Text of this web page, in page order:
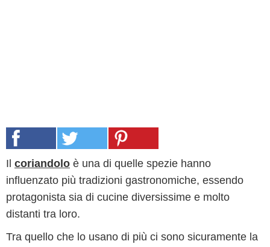
Il coriandolo è una di quelle spezie hanno
influenzato più tradizioni gastronomiche, essendo
protagonista sia di cucine diversissime e molto
distanti tra loro.
Tra quello che lo usano di più ci sono sicuramente la